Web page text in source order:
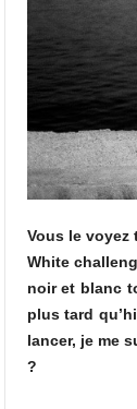
Vous le voyez
White
noir et blanc
plus tard
lancer, je me
?